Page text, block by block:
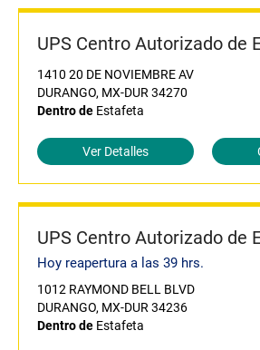
UPS Centro Autorizado de
1410 20 DE NOVIEMBRE AV
DURANGO, MX-DUR 34270
Dentro de Estafeta
Ver Detalles
UPS Centro Autorizado de
Hoy reapertura a las 39 hrs.
1012 RAYMOND BELL BLVD
DURANGO, MX-DUR 34236
Dentro de Estafeta